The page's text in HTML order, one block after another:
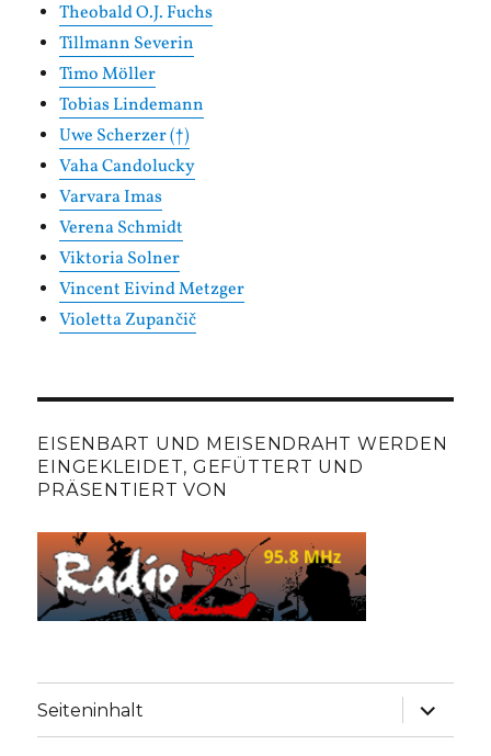
Theobald O.J. Fuchs
Tillmann Severin
Timo Möller
Tobias Lindemann
Uwe Scherzer (†)
Vaha Candolucky
Varvara Imas
Verena Schmidt
Viktoria Solner
Vincent Eivind Metzger
Violetta Zupančič
EISENBART UND MEISENDRAHT WERDEN
EINGEKLEIDET, GEFÜTTERT UND
PRÄSENTIERT VON
Seiteninhalt